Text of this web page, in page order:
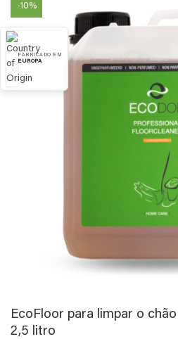
-10%
FABRICADO EM
EUROPA
EcoFloor para limpar o
2,5 litro